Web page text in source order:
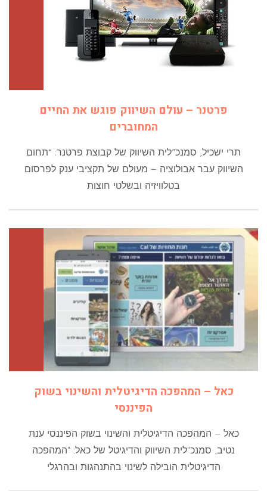
פרטנר – עולם השיווק פוגש את החיים
המחוברים
תרי ישכיל, סמנכ”לית השיווק של קבוצת פרטנר: “תחום
השיווק עבר אבולוציה – מעולם של תקציבי ענק לפרסום
בטלוויזיה ובשלטי חוצות
כאל – המהפכה הדיגיטלית והשינוי בשוק
הפיננסי
כאל – המהפכה הדיגיטלית והשינוי בשוק הפיננסי ענת
נטיב, סמנכ"לית השיווק והדיגיטל של כאל: "המהפכה
הדיגיטלית הובילה לשינוי בהתנהגות ובהרגלי